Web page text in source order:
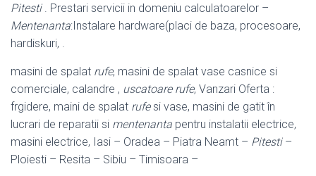
Pitesti. Prestari servicii in domeniu calculatoarelor –
Mentenanta:Instalare hardware(placi de baza, procesoare,
hardiskuri, .
masini de spalat rufe, masini de spalat vase casnice si
comerciale, calandre , uscatoare rufe, Vanzari Oferta :
frgidere, maini de spalat rufesi vase, masini de gatit în
lucrari de reparatii si mentenanta pentru instalatii electrice,
masini electrice, Iasi – Oradea – Piatra Neamt – Pitesti–
Ploiesti – Resita – Sibiu – Timisoara –